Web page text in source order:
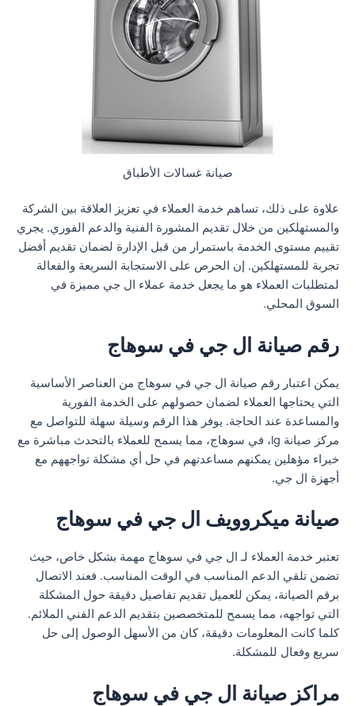
صيانة غسالات الأطباق
علاوة على ذلك، تساهم خدمة العملاء في تعزيز العلاقة بين الشركة
والمستهلكين من خلال تقديم المشورة الفنية والدعم الفوري. يجري
تقييم مستوى الخدمة باستمرار من قبل الإدارة لضمان تقديم أفضل
تجربة للمستهلكين. إن الحرص على الاستجابة السريعة والفعالة
لمتطلبات العملاء هو ما يجعل خدمة عملاء ال جي مميزة في
السوق المحلي.
رقم صيانة ال جي في سوهاج
يمكن اعتبار رقم صيانة ال جي في سوهاج من العناصر الأساسية
التي يحتاجها العملاء لضمان حصولهم على الخدمة الفورية
والمساعدة عند الحاجة. يوفر هذا الرقم وسيلة سهلة للتواصل مع
مركز صيانة lg، في سوهاج، مما يسمح للعملاء بالتحدث مباشرة مع
خبراء مؤهلين يمكنهم مساعدتهم في حل أي مشكلة تواجههم مع
أجهزة ال جي.
صيانة ميكروويف ال جي في سوهاج
تعتبر خدمة العملاء لـ ال جي في سوهاج مهمة بشكل خاص، حيث
تضمن تلقي الدعم المناسب في الوقت المناسب. فعند الاتصال
برقم الصيانة، يمكن للعميل تقديم تفاصيل دقيقة حول المشكلة
التي تواجهه، مما يسمح للمتخصصين بتقديم الدعم الفني الملائم.
كلما كانت المعلومات دقيقة، كان من الأسهل الوصول إلى حل
سريع وفعال للمشكلة.
مراكز صيانة ال جي في سوهاج